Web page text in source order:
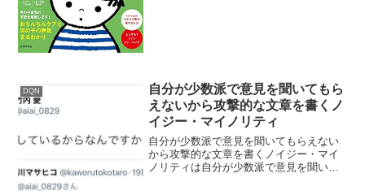
DQN
自分が少数派で意見を聞いてもら
えないから攻撃的な文章を書くノ
イジー・マイノリティ
自分が少数派で意見を聞いてもらえない
から攻撃的な文章を書くノイジー・マイ
ノリティは自分が少数派で意見を聞いて